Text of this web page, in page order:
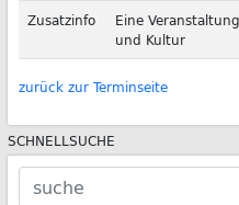
Zusatzinfo
Eine
und Kultur
zurück zur Terminseite
SCHNELLSUCHE